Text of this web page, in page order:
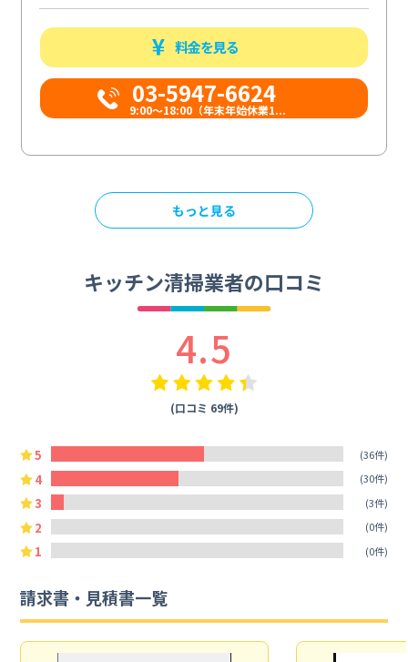
料金を見る
03-5947-6624
9:00～18:00（年末年始休業1...
もっと見る
キッチン清掃業者の口コミ
4.5
(口コミ 69件)
5 (36件)
4 (30件)
3 (3件)
2 (0件)
1 (0件)
請求書・見積書一覧